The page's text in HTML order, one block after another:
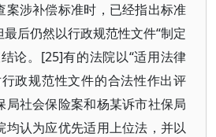
案涉补偿标准时，已经指出标准
后仍然以行政规范性文件“制定
论。[25]有的法院以“适用法律
政规范性文件的合法性作出评
局社会保险案和杨某诉市社保局
均认为应优先适用上位法，并以